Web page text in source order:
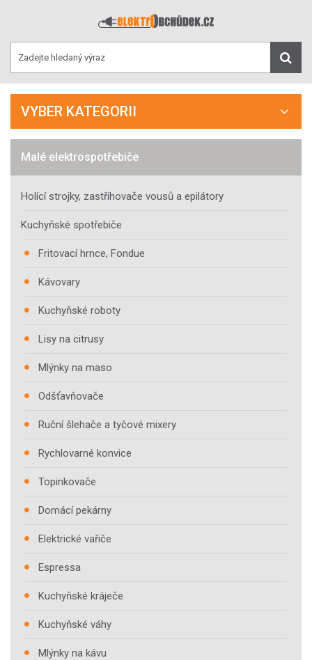
VYBER KATEGORII
Malé elektrospotřebiče
Holící strojky, zastřihovače vousů a epilátory
Kuchyňské spotřebiče
Fritovací hrnce, Fondue
Kávovary
Kuchyňské roboty
Lisy na citrusy
Mlýnky na maso
Odšťavňovače
Ruční šlehače a tyčové mixery
Rychlovarné konvice
Topinkovače
Domácí pekárny
Elektrické vařiče
Espressa
Kuchyňské kráječe
Kuchyňské váhy
Mlýnky na kávu